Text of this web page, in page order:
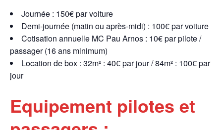
Journée : 150€ par voiture
Demi-journée (matin ou après-midi) : 100€ par voiture
Cotisation annuelle MC Pau Arnos : 10€ par pilote /
passager (16 ans minimum)
Location de box : 32m² : 40€ par jour / 84m² : 100€ par
jour
Equipement pilotes et